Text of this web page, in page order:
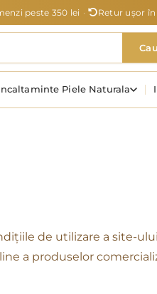
peste 350 lei · Retur ușor în
Piele Naturala
de utilizare a site-
a produselor